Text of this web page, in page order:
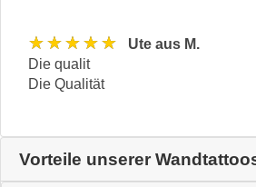
★★★★★
Ute aus M.
Die qualit
Die Qualität
Vorteile unserer